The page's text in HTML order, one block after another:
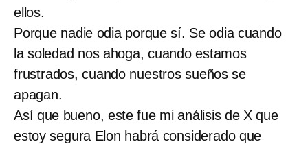
ellos.
Porque nadie odia porque sí. Se odia cuando
la soledad nos ahoga, cuando estamos
frustrados, cuando nuestros sueños se
apagan.
Así que bueno, este fue mi análisis de X que
estoy segura Elon habrá considerado que